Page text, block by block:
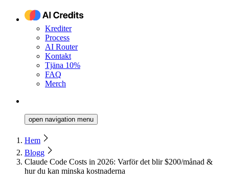
Krediter
Process
AI Router
Kontakt
Tjäna 10%
FAQ
Merch
open navigation menu
Hem
Blogg
Claude Code Costs in 2026: Varför det blir $200/månad &
hur du kan minska kostnaderna